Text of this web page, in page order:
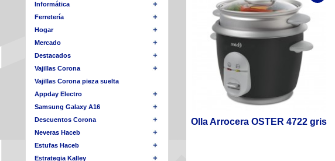
Informática
Ferretería
Hogar
Mercado
Destacados
Vajillas Corona
Vajillas Corona pieza suelta
Appday Electro
Samsung Galaxy A16
Descuentos Corona
Neveras Haceb
Estufas Haceb
Estrategia Kalley
Olla Arrocera OSTER 4722 gris